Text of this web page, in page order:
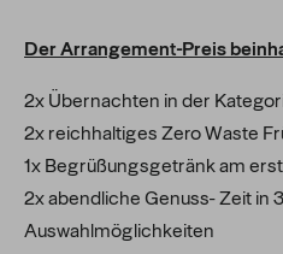
Der Arrangement-Preis
2x Übernachten in der
2x reichhaltiges Zero Waste
1x Begrüßungsgetränk am
2x abendliche Genuss- Zeit in
Auswahlmöglichkeiten